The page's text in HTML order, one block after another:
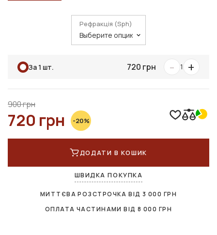
Рефракція (Sph)
За 1 шт. 720 грн - 1 +
900 грн
720 грн -20%
ДОДАТИ В КОШИК
ШВИДКА ПОКУПКА
МИТТЄВА РОЗСТРОЧКА ВІД 3 000 ГРН
ОПЛАТА ЧАСТИНАМИ ВІД8 000 ГРН